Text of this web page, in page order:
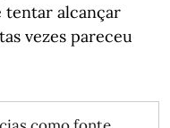
tentar alcançar
vezes pareceu